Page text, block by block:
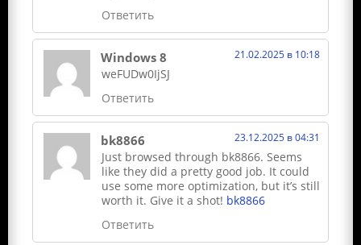
Ответить
Windows 8 21.02.2025 в 10:18
weFUDw0IjSJ
Ответить
bk8866 23.12.2025 в 04:31
Just browsed through bk8866. Seems
like they did a pretty good job. It could
use some more optimization, but it’s still
worth it. Give it a shot! bk8866
Ответить